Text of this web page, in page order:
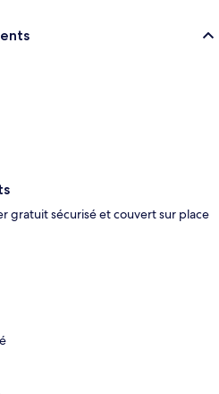
gratuit sécurisé et couvert sur place